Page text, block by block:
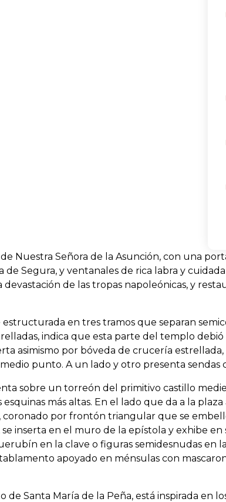
Nuestra Señora de la Asunción, con una
de Segura, y ventanales de rica labra y
devastación de las tropas napoleónicas, y
en tres tramos que separan
indica que esta parte del templo
asimismo por bóveda de crucería
punto. A un lado y otro presenta sendas
sobre un torreón del primitivo castillo
más altas. En el lado que da a la
por frontón triangular que se
inserta en el muro de la epístola y exhibe
en la clave o figuras semidesnudas en
apoyado en ménsulas con
Santa María de la Peña, está inspirada en